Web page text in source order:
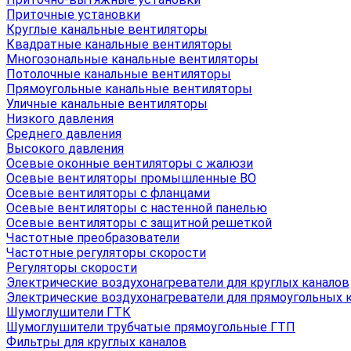
Приточные установки
Круглые канальные вентиляторы
Квадратные канальные вентиляторы
Многозональные канальные вентиляторы
Потолочные канальные вентиляторы
Прямоугольные канальные вентиляторы
Уличные канальные вентиляторы
Низкого давления
Среднего давления
Высокого давления
Осевые оконные вентиляторы с жалюзи
Осевые вентиляторы промышленные ВО
Осевые вентиляторы с фланцами
Осевые вентиляторы с настенной панелью
Осевые вентиляторы с защитной решеткой
Частотные преобразователи
Частотные регуляторы скорости
Регуляторы скорости
Электрические воздухонагреватели для круглых каналов
Электрические воздухонагреватели для прямоугольных
Шумоглушители ГТК
Шумоглушители трубчатые прямоугольные ГТП
Фильтры для круглых каналов